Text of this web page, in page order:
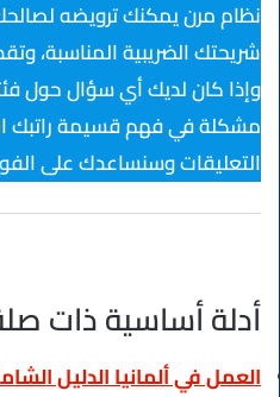
نظام مرن يمكنك ترويضه
شريحتك الضريبية المناسبة،
وإذا كان لديك أي سؤال حول
مشكلة في فهم قسيمة راتبك
التعليقات وسنساعدك على
أدلة أساسية ذات
العمل في ألمانيا الدليل